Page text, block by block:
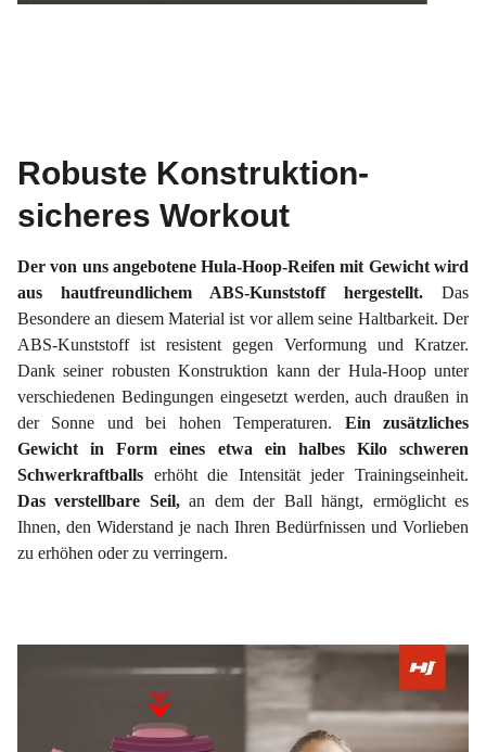
Robuste Konstruktion-
sicheres Workout
Der von uns angebotene Hula-Hoop-Reifen mit Gewicht wird
aus hautfreundlichem ABS-Kunststoff hergestellt. Das
Besondere an diesem Material ist vor allem seine Haltbarkeit. Der
ABS-Kunststoff ist resistent gegen Verformung und Kratzer.
Dank seiner robusten Konstruktion kann der Hula-Hoop unter
verschiedenen Bedingungen eingesetzt werden, auch draußen in
der Sonne und bei hohen Temperaturen. Ein zusätzliches
Gewicht in Form eines etwa ein halbes Kilo schweren
Schwerkraftballs erhöht die Intensität jeder Trainingseinheit.
Das verstellbare Seil,an dem der Ball hängt, ermöglicht es
Ihnen, den Widerstand je nach Ihren Bedürfnissen und Vorlieben
zu erhöhen oder zu verringern.